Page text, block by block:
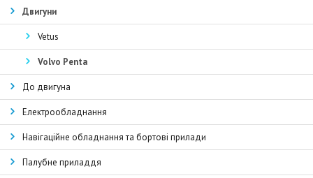
Двигуни
Vetus
Volvo Penta
До двигуна
Електрообладнання
Навігаційне обладнання та бортові прилади
Палубне приладдя